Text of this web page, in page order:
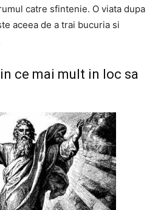
catre sfintenie. O viata dupa
aceea de a trai bucuria si
ce mai mult in loc sa